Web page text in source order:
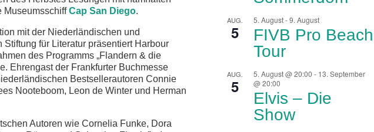
MuseumsschiffCap San Diego.
mit der Niederländischen und
Stiftung für Literatur präsentiert Harbour
des Programms „Flandern & die
Ehrengast der Frankfurter Buchmesse
Bestsellerautoren Connie
Nooteboom, Leon de Winter und Herman
Autoren wie Cornelia Funke, Dora
AUG.
5
5. August-9. August
FIVB Pro Beach
Tour
AUG.
5
5. August @ 20:00 - 13. September
@ 20:00
Elvis – Die
Show